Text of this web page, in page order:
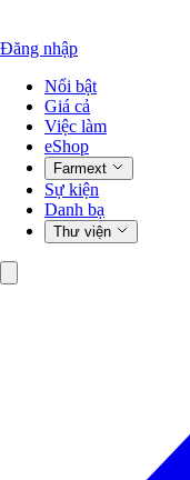
Đăng nhập
Nổi bật
Giá cả
Việc làm
eShop
Farmext
Sự kiện
Danh bạ
Thư viện